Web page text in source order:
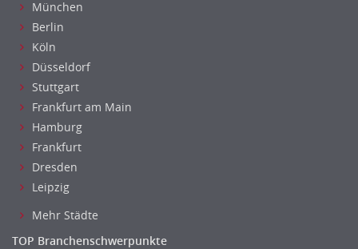
Produktdesign, Industriedesign
Theater, Schauspiel, Musik, Tanz
Beschaffungslogistik
Disposition
Einkauf
Logistik
Entsorgungslogistik
Fuhrparkmanagement
Lagerlogistik
Einkauf, Materialwirtschaft & Logistik Leitung, Teamleitung
Materialwirtschaft
München
Berlin
Köln
Düsseldorf
Stuttgart
Frankfurt am Main
Hamburg
Frankfurt
Dresden
Leipzig
Mehr Städte
TOP Branchenschwerpunkte